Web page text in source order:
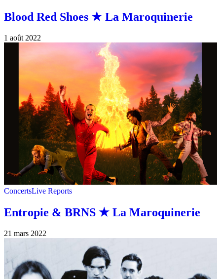
Blood Red Shoes ★ La Maroquinerie
1 août 2022
ConcertsLive Reports
Entropie & BRNS ★ La Maroquinerie
21 mars 2022